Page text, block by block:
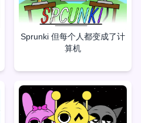
Sprunki 但每个人都变成了计
算机